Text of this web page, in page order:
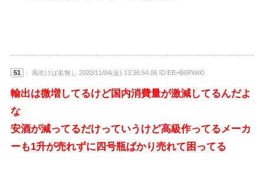
51 ： 風吹けば名無し 2022/11/04(金) 13:36:54.06 ID:EB+B6RWd0
輸出は微増してるけど国内消費量が激減してるんだよ
な
安酒が減ってるだけっていうけど高級作ってるメーカ
ーも1升が売れずに四号瓶ばかり売れて困ってる